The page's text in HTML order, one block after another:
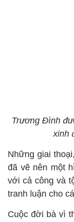
Trương Đình
xinh
Những giai
đã vẽ nên một
với cả công và
tranh luận cho
Cuộc đời bà vì